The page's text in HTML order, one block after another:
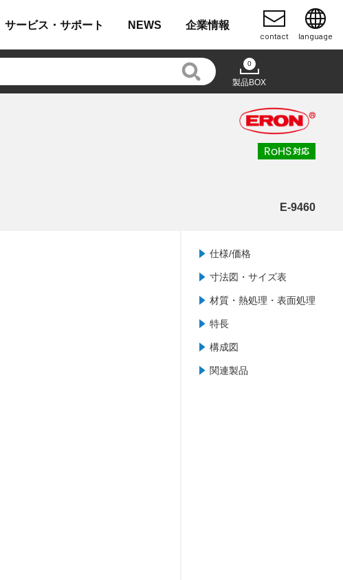
サービス・ サポート NEWS 企業情報
contact language
0
製品BOX
E-9460
仕様/価格
寸法図・サイズ表
材質・熱処理・表面処理
特長
構成図
関連製品